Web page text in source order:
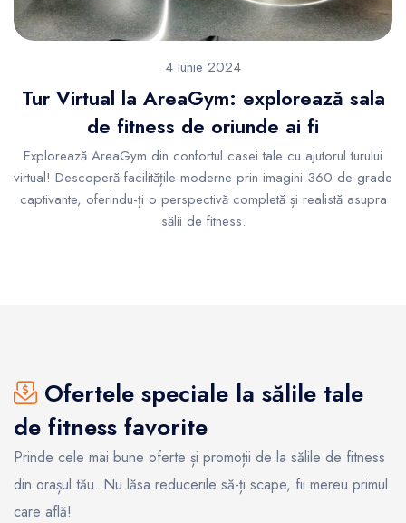
4 Iunie 2024
Tur Virtual la AreaGym: explorează sala
de fitness de oriunde ai fi
Explorează AreaGym din confortul casei tale cu ajutorul turului
virtual! Descoperă facilitățile moderne prin imagini 360 de grade
captivante, oferindu-ți o perspectivă completă și realistă asupra
sălii de fitness.
Ofertele speciale la sălile tale
de fitness favorite
Prinde cele mai bune oferte și promoții de la sălile de fitness
din orașul tău. Nu lăsa reducerile să-ți scape, fii mereu primul
care află!